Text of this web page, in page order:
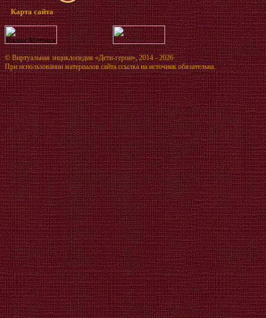
Карта сайта
©Виртуальная энциклопедия «Дети-герои», 2014 - 2026
При использовании материалов сайта ссылка на источник обязательна.